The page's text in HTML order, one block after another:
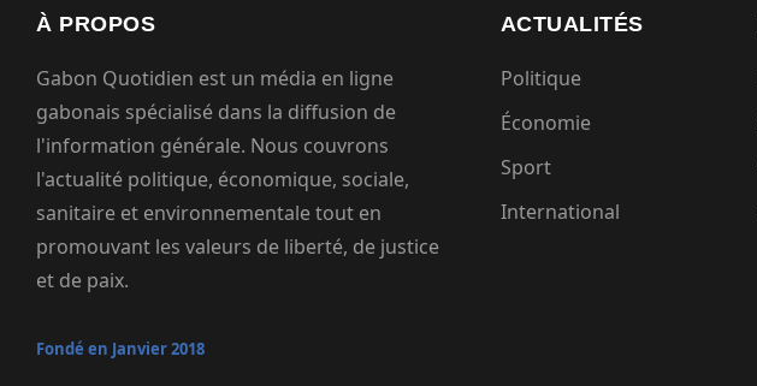
À PROPOS
Gabon Quotidien est un média en ligne
gabonais spécialisé dans la diffusion de
l'information générale. Nous couvrons
l'actualité politique, économique, sociale,
sanitaire et environnementale tout en
promouvant les valeurs de liberté, de justice
et de paix.
Fondé en Janvier 2018
ACTUALITÉS
Politique
Économie
Sport
International